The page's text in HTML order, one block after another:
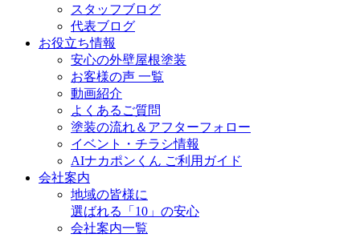
スタッフブログ
代表ブログ
お役立ち情報
安心の外壁屋根塗装
お客様の声 一覧
動画紹介
よくあるご質問
塗装の流れ＆アフターフォロー
イベント・チラシ情報
AIナカポンくん ご利用ガイド
会社案内
地域の皆様に
選ばれる「10」の安心
会社案内一覧